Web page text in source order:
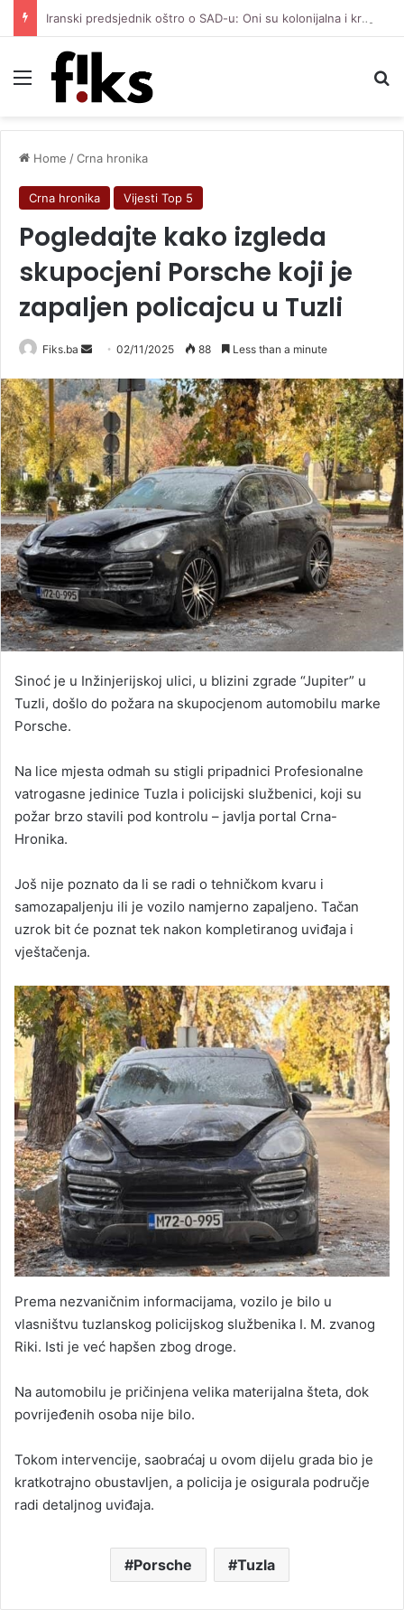
Iranski predsjednik oštro o SAD-u: Oni su kolonijalna i kriminalna država, natjerali smo ih na diplomatiju
Menu
Home /Crna hronika
Crna hronika Vijesti Top 5
Pogledajte kako izgleda
skupocjeni Porsche koji je
zapaljen policajcu u Tuzli
Fiks.ba
Send
email
02/11/2025 88 Less than a minute
Sinoć je u Inžinjerijskoj ulici, u blizini zgrade “Jupiter” u
Tuzli, došlo do požara na skupocjenom automobilu marke
Porsche.
Na lice mjesta odmah su stigli pripadnici Profesionalne
vatrogasne jedinice Tuzla i policijski službenici, koji su
požar brzo stavili pod kontrolu – javlja portal Crna-
Hronika.
Još nije poznato da li se radi o tehničkom kvaru i
samozapaljenju ili je vozilo namjerno zapaljeno. Tačan
uzrok bit će poznat tek nakon kompletiranog uviđaja i
vještačenja.
Prema nezvaničnim informacijama, vozilo je bilo u
vlasništvu tuzlanskog policijskog službenika I. M. zvanog
Riki. Isti je već hapšen zbog droge.
Na automobilu je pričinjena velika materijalna šteta, dok
povrijeđenih osoba nije bilo.
Tokom intervencije, saobraćaj u ovom dijelu grada bio je
kratkotrajno obustavljen, a policija je osigurala područje
radi detaljnog uviđaja.
Porsche Tuzla